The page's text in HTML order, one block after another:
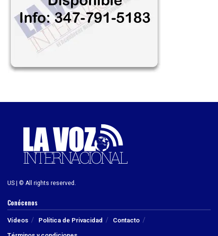
US | © All rights reserved.
Conócenos
Vídeos Política de Privacidad
Contacto